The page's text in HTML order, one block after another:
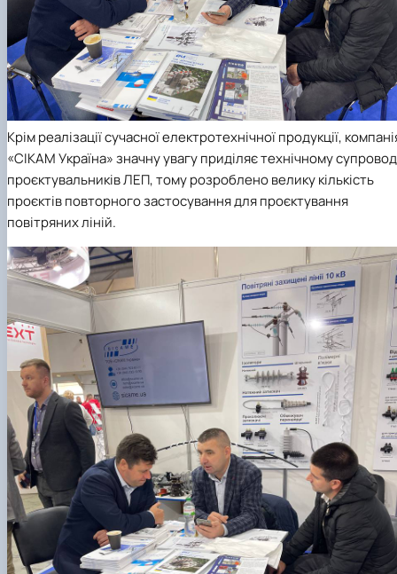
Крім реалізації сучасної електротехнічної продукції,
«СІКАМ Україна» значну увагу приділяє технічному
проєктувальників ЛЕП, тому розроблено велику кількість
проєктів повторного застосування для проєктування
повітряних ліній.